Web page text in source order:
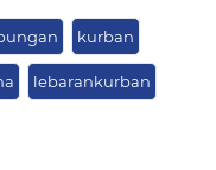
kurban
lebarankurban